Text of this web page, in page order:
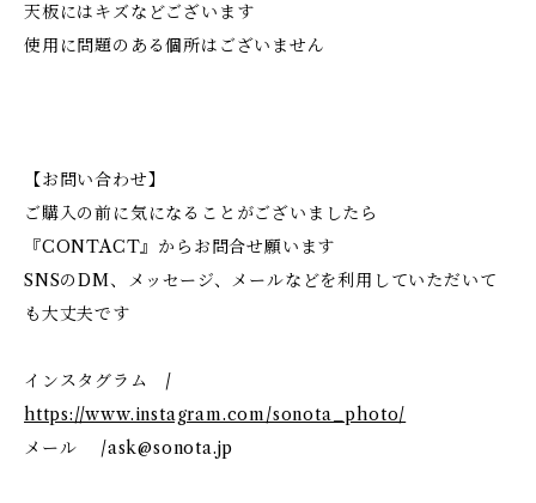
天板にはキズなどございます
使用に問題のある個所はございません
【お問い合わせ】
ご購入の前に気になることがございましたら
『CONTACT』からお問合せ願います
SNSのDM、メッセージ、メールなどを利用していただいて
も大丈夫です
インスタグラム /
https://www.instagram.com/sonota_photo/
メール /ask@sonota.jp